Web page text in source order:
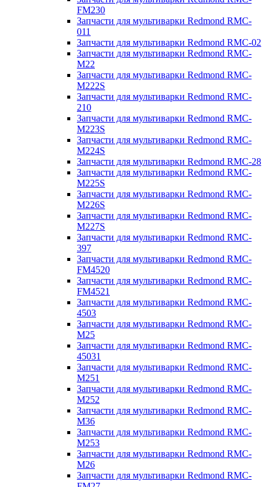
FM230
Запчасти для мультиварки Redmond RMC-
011
Запчасти для мультиварки Redmond RMC-02
Запчасти для мультиварки Redmond RMC-
M22
Запчасти для мультиварки Redmond RMC-
M222S
Запчасти для мультиварки Redmond RMC-
210
Запчасти для мультиварки Redmond RMC-
M223S
Запчасти для мультиварки Redmond RMC-
M224S
Запчасти для мультиварки Redmond RMC-28
Запчасти для мультиварки Redmond RMC-
M225S
Запчасти для мультиварки Redmond RMC-
M226S
Запчасти для мультиварки Redmond RMC-
M227S
Запчасти для мультиварки Redmond RMC-
397
Запчасти для мультиварки Redmond RMC-
FM4520
Запчасти для мультиварки Redmond RMC-
FM4521
Запчасти для мультиварки Redmond RMC-
4503
Запчасти для мультиварки Redmond RMC-
M25
Запчасти для мультиварки Redmond RMC-
45031
Запчасти для мультиварки Redmond RMC-
M251
Запчасти для мультиварки Redmond RMC-
M252
Запчасти для мультиварки Redmond RMC-
M36
Запчасти для мультиварки Redmond RMC-
M253
Запчасти для мультиварки Redmond RMC-
M26
Запчасти для мультиварки Redmond RMC-